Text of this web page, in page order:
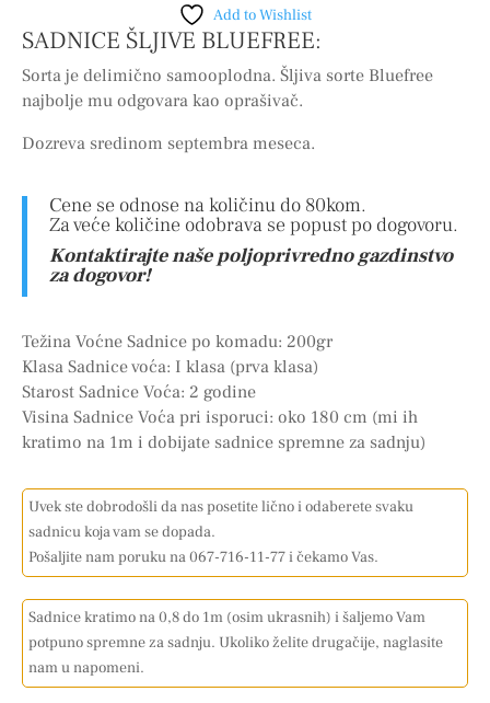
Add to Wishlist
SADNICE ŠLJIVE BLUEFREE:
Sorta je delimično samooplodna. Šljiva sorte Bluefree
najbolje mu odgovara kao oprašivač.
Dozreva sredinom septembra meseca.
Cene se odnose na količinu do 80kom.
Za veće količine odobrava se popust po dogovoru.
Kontaktirajte naše poljoprivredno gazdinstvo
za dogovor!
Težina Voćne Sadnice po komadu: 200gr
Klasa Sadnice voća: I klasa (prva klasa)
Starost Sadnice Voća: 2 godine
Visina Sadnice Voća pri isporuci: oko 180 cm (mi ih
kratimo na 1m i dobijate sadnice spremne za sadnju)
Uvek ste dobrodošli da nas posetite lično i odaberete svaku
sadnicu koja vam se dopada.
Pošaljite nam poruku na 067-716-11-77 i čekamo Vas.
Sadnice kratimo na 0,8 do 1m (osim ukrasnih) i šaljemo Vam
potpuno spremne za sadnju. Ukoliko želite drugačije, naglasite
nam u napomeni.